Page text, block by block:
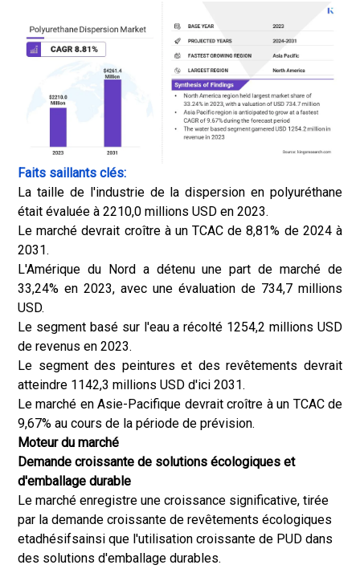
Faits saillants clés:
La taille de l'industrie de la dispersion en polyuréthane
était évaluée à 2210,0 millions USD en 2023.
Le marché devrait croître à un TCAC de 8,81% de 2024 à
2031.
L'Amérique du Nord a détenu une part de marché de
33,24% en 2023, avec une évaluation de 734,7 millions
USD.
Le segment basé sur l'eau a récolté 1254,2 millions USD
de revenus en 2023.
Le segment des peintures et des revêtements devrait
atteindre 1142,3 millions USD d'ici 2031.
Le marché en Asie-Pacifique devrait croître à un TCAC de
9,67% au cours de la période de prévision.
Moteur du marché
Demande croissante de solutions écologiques et
d'emballage durable
Le marché enregistre une croissance significative, tirée
par la demande croissante de revêtements écologiques
etadhésifsainsi que l'utilisation croissante de PUD dans
des solutions d'emballage durables.